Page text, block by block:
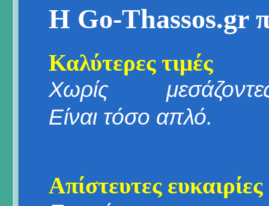
Η Go-Thassos.gr
Καλύτερες τιμές
Χωρίς
Είναι τόσο απλό.
Απίστευτες ευκαιρίες